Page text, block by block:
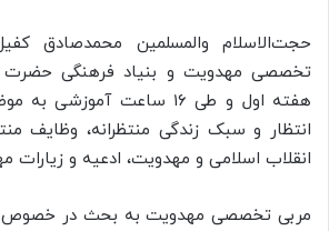
حجت‌الاسلام والمسلمین محمدصادق
تخصصی مهدویت و بنیاد فرهنگی حضرت
هفته اول و طی ۱۶ ساعت
انتظار و سبک زندگی منتظرانه، وظایف
انقلاب اسلامی و مهدویت، ادعیه و
مربی تخصصی مهدویت به بحث در خصوص